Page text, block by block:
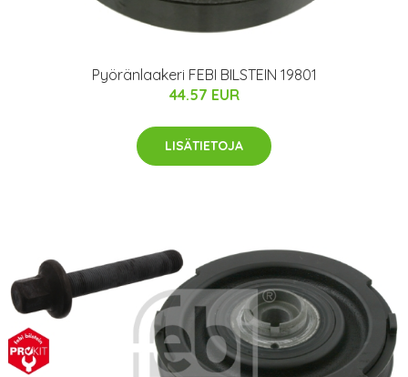
Pyöränlaakeri FEBI BILSTEIN 19801
44.57 EUR
LISÄTIETOJA